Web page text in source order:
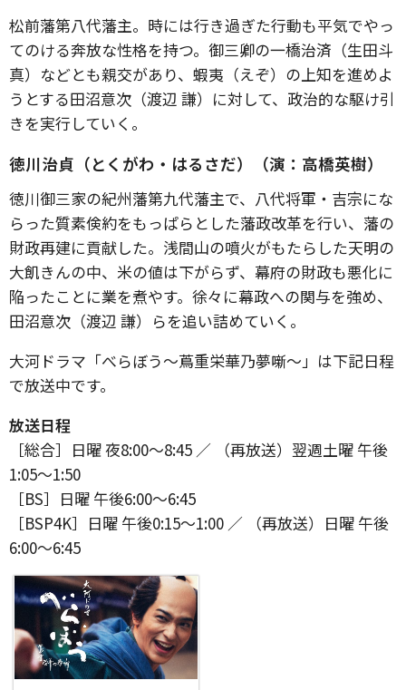
松前藩第八代藩主。時には行き過ぎた行動も平気でやっ
てのける奔放な性格を持つ。御三卿の⼀橋治済（生田斗
真）などとも親交があり、蝦夷（えぞ）の上知を進めよ
うとする田沼意次（渡辺 謙）に対して、政治的な駆け引
きを実行していく。
徳川治貞（とくがわ・はるさだ）（演：高橋英樹）
徳川御三家の紀州藩第九代藩主で、八代将軍・吉宗にな
らった質素倹約をもっぱらとした藩政改革を行い、藩の
財政再建に貢献した。浅間山の噴火がもたらした天明の
大飢きんの中、米の値は下がらず、幕府の財政も悪化に
陥ったことに業を煮やす。徐々に幕政への関与を強め、
田沼意次（渡辺 謙）らを追い詰めていく。
大河ドラマ「べらぼう～蔦重栄華乃夢噺～」は下記日程
で放送中です。
放送日程
［総合］日曜 夜8:00～8:45 ／ （再放送）翌週土曜 午後
1:05～1:50
［BS］日曜 午後6:00～6:45
［BSP4K］日曜 午後0:15～1:00 ／ （再放送）日曜 午後
6:00～6:45